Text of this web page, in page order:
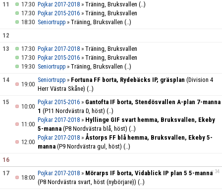
11
17:30 Pojkar 2017-2018 » Träning, Bruksvallen (..)
17:30 Pojkar 2015-2016 » Träning, Bruksvallen
18:30 Seniortrupp » Träning, Bruksvallen (..)
12
13
17:30 Pojkar 2017-2018 » Träning, Bruksvallen
17:30 Pojkar 2015-2016 » Träning, Bruksvallen
19:30 Seniortrupp » Träning, Bruksvallen (..)
14
19:00
Seniortrupp » Fortuna FF borta, Rydebäcks IP, gräsplan (Division 4
Herr Västra Skåne) (..)
15
10:00
Pojkar 2015-2016 » Gantofta IF borta, Stendösvallen A-plan 7-manna
1 (P11 Nordvästra D, höst) (..)
11:00
Pojkar 2017-2018 » Hyllinge GIF svart hemma, Bruksvallen, Ekeby
5-manna (P8 Nordvästra blå, höst) (..)
12:00
Pojkar 2017-2018 » Åstorps FF blå hemma, Bruksvallen, Ekeby 5-
manna (P9 Nordvästra gul, höst) (..)
16
v.34
17
18:00
Pojkar 2017-2018 » Mörarps IF borta, Vidablick IP plan 5 5-manna
(P8 Nordvästra svart, höst (nybörjare)) (..)